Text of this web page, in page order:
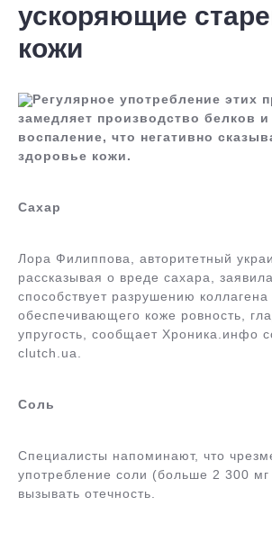
ускоряющие
кожи
Регулярное употребление этих
замедляет производство белков
воспаление, что негативно
здоровье кожи.
Сахар
Лора Филиппова, авторитетный
рассказывая о вреде сахара,
способствует разрушению коллагена
обеспечивающего коже ровность,
упругость, сообщает Хроника.инфо
clutch.ua.
Соль
Специалисты напоминают, что
употребление соли (больше 2 300
вызывать отечность.